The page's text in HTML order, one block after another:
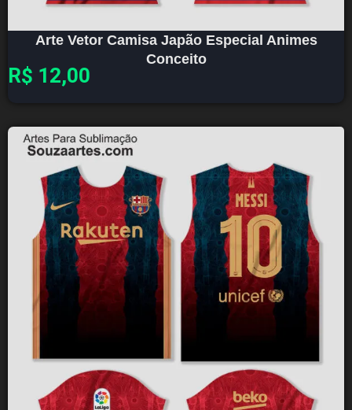
Arte Vetor Camisa Japão Especial Animes
Conceito
R$ 12,00